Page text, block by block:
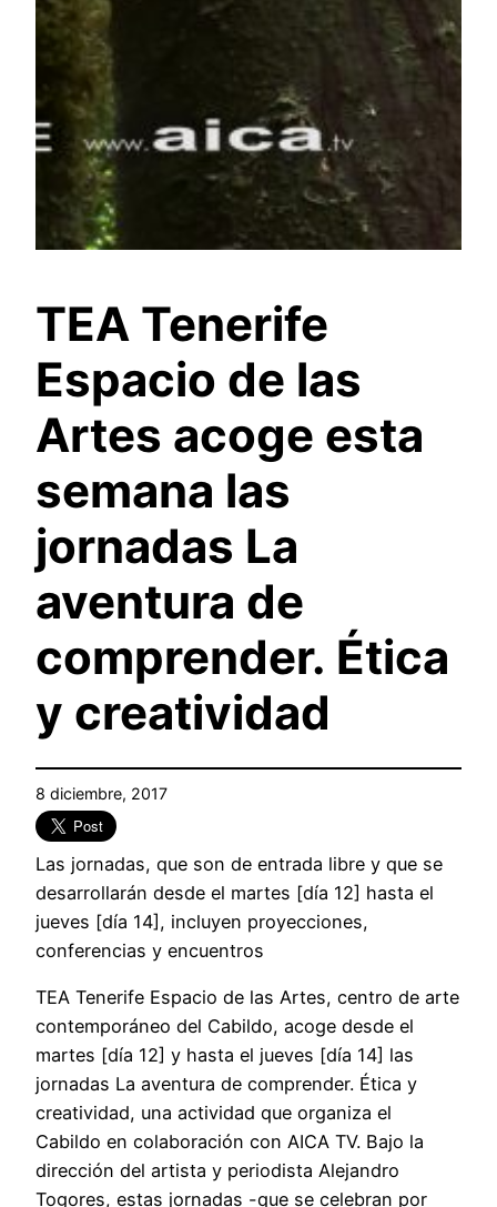
TEA Tenerife
Espacio de las
Artes acoge esta
semana las
jornadas La
aventura de
comprender. Ética
y creatividad
8 diciembre, 2017
Las jornadas, que son de entrada libre y que se
desarrollarán desde el martes [día 12] hasta el
jueves [día 14], incluyen proyecciones,
conferencias y encuentros
TEA Tenerife Espacio de las Artes, centro de arte
contemporáneo del Cabildo, acoge desde el
martes [día 12] y hasta el jueves [día 14] las
jornadas La aventura de comprender. Ética y
creatividad, una actividad que organiza el
Cabildo en colaboración con AICA TV. Bajo la
dirección del artista y periodista Alejandro
Togores, estas jornadas -que se celebran por